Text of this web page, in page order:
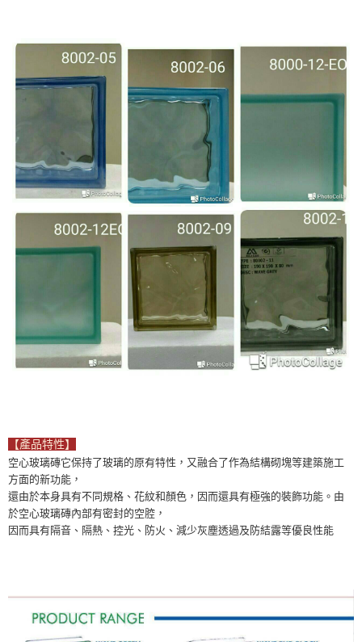
【產品特性】
空心玻璃磚它保持了玻璃的原有特性，又融合了作為結構砌塊等建築施工
方面的新功能，
還由於本身具有不同規格、花紋和顏色，因而還具有極強的裝飾功能。由
於空心玻璃磚內部有密封的空腔，
因而具有隔音、隔熱、控光、防火、減少灰塵透過及防結露等優良性能